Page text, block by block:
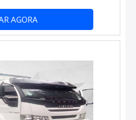
e até animais. O baú de
nas medidas 200x 200
á depender da extensão.
de volume ...
AGORA